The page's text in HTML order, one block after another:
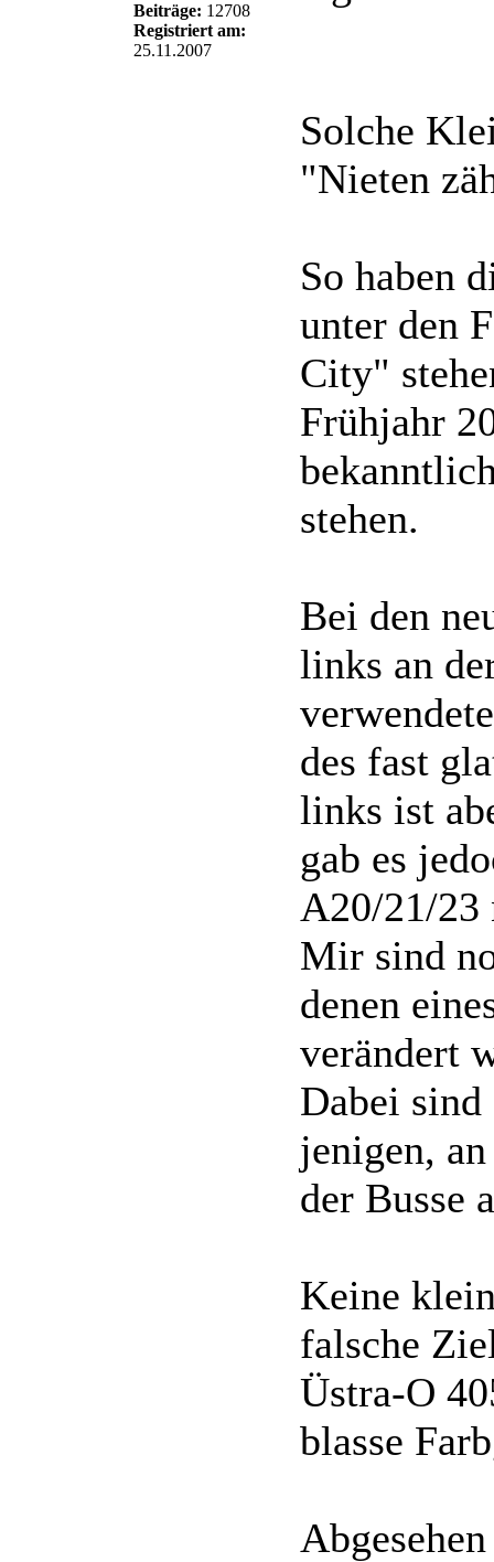
Beiträge: 12708
Registriert am:
25.11.2007
Solche
"Nieten
So haben
unter den
City"
Frühjahr
stehen.
Bei den
links an
des fast
links ist
gab es
A20/21/23
Mir sind
denen
verändert
Dabei sind
jenigen,
der Busse
Keine
falsche
Üstra-O
blasse